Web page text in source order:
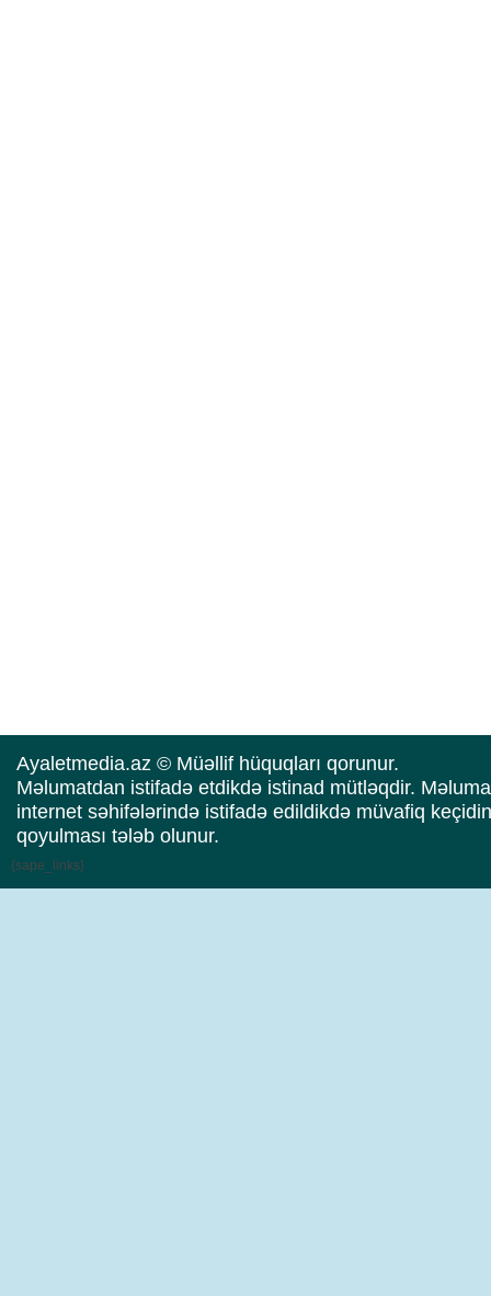
Ayaletmedia.az © Müəllif hüquqları qorunur.
Məlumatdan istifadə etdikdə istinad mütləqdir.
internet səhifələrində istifadə edildikdə müvafiq keçidin
qoyulması tələb olunur.
{sape_links}